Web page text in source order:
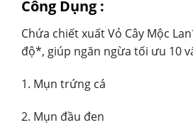
Công Dụng :
Chứa chiết xuất Vỏ Cây Mộc
độ*, giúp ngăn ngừa tối ưu 10
1. Mụn trứng cá
2. Mụn đầu đen